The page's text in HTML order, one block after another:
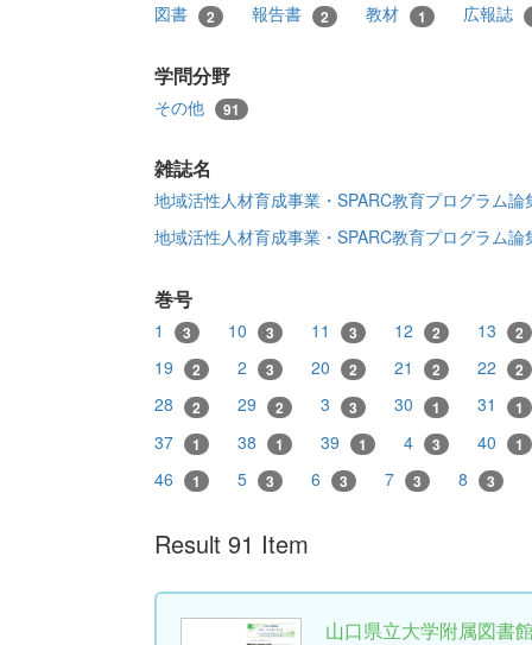
図書 2 報告書 2 教材 1 広報誌
学問分野
その他 91
雑誌名
地域活性人材育成事業・SPARC教育プログラム
地域活性人材育成事業・SPARC教育プログラム
巻号
1 3 10 3 11 3 12 2 13 2
19 2 2 3 20 2 21 2 22 2
28 2 29 2 3 3 30 1 31 1
37 1 38 1 39 1 4 3 40 1
46 1 5 3 6 3 7 3 8 3
Result 91 Item
山口県立大学附属図書